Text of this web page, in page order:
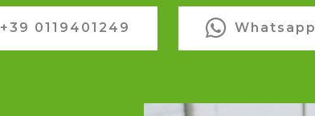
+39 0119401249 Whatsapp